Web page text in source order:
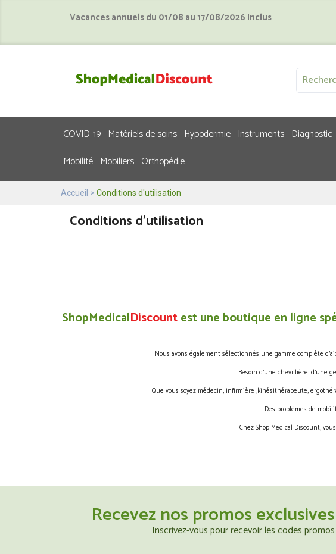
Vacances annuels du 01/08 au 17/08/2026 Inclus
COVID-19 Matériels de soins Hypodermie Instruments Diagnostic
Mobilité Mobiliers Orthopédie
Accueil Conditions d'utilisation
Conditions d'utilisation
ShopMedicalDiscountest une boutique en ligne
Nous avons également sélectionnés une gamme complète
Besoin d’une chevillière, d’une
Que vous soyez médecin, infirmière ,kinésithérapeute,
Des problèmes de
Chez Shop Medical Discount,
Recevez nos promos exclusives
Inscrivez-vous pour recevoir les codes promos